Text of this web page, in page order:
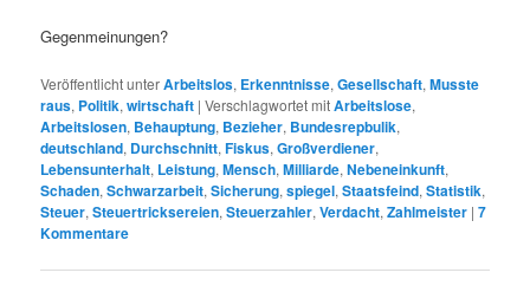
Gegenmeinungen?
Veröffentlicht unterArbeitslos, Erkenntnisse,Gesellschaft,Musste
raus, Politik,wirtschaft |Verschlagwortet mitArbeitslose,
Arbeitslosen, Behauptung, Bezieher, Bundesrepbulik,
deutschland, Durchschnitt,Fiskus,Großverdiener,
Lebensunterhalt, Leistung,Mensch,Milliarde,Nebeneinkunft,
Schaden,Schwarzarbeit,Sicherung,spiegel,Staatsfeind,Statistik,
Steuer,Steuertricksereien,Steuerzahler,Verdacht,Zahlmeister |7
Kommentare